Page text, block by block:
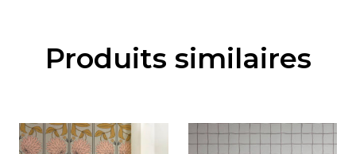
Produits similaires